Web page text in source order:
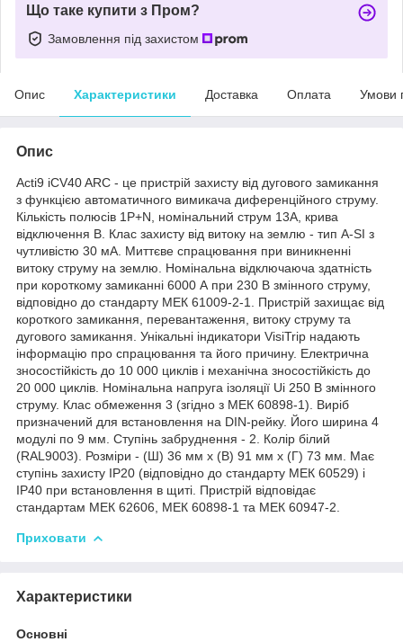
Що таке купити з Пром?
Замовлення під захистом
Опис Характеристики Доставка Оплата Умови
Опис
Acti9 iCV40 ARC - це пристрій захисту від дугового замикання
з функцією автоматичного вимикача диференційного струму.
Кількість полюсів 1P+N, номінальний струм 13А, крива
відключення B. Клас захисту від витоку на землю - тип A-SI з
чутливістю 30 мА. Миттєве спрацювання при виникненні
витоку струму на землю. Номінальна відключаюча здатність
при короткому замиканні 6000 А при 230 В змінного струму,
відповідно до стандарту МЕК 61009-2-1. Пристрій захищає від
короткого замикання, перевантаження, витоку струму та
дугового замикання. Унікальні індикатори VisiTrip надають
інформацію про спрацювання та його причину. Електрична
зносостійкість до 10 000 циклів і механічна зносостійкість до
20 000 циклів. Номінальна напруга ізоляції Ui 250 В змінного
струму. Клас обмеження 3 (згідно з МЕК 60898-1). Виріб
призначений для встановлення на DIN-рейку. Його ширина 4
модулі по 9 мм. Ступінь забруднення - 2. Колір білий
(RAL9003). Розміри - (Ш) 36 мм х (В) 91 мм х (Г) 73 мм. Має
ступінь захисту IP20 (відповідно до стандарту МЕК 60529) і
IP40 при встановлення в щиті. Пристрій відповідає
стандартам МЕК 62606, МЕК 60898-1 та МЕК 60947-2.
Приховати
Характеристики
Основні